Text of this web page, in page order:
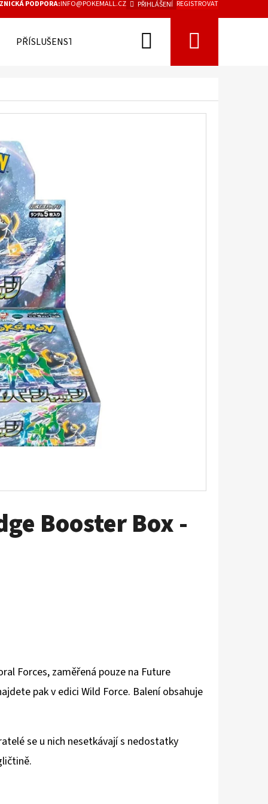
PODPORA:INFO@POKEMALL.CZ PŘIHLÁŠENÍ REGISTROVAT
PŘÍSLUŠENSTVÍ Hledat
Booster Box -
Forces, zaměřená pouze na Future
pak v edici Wild Force. Balení obsahuje
se u nich nesetkávají s nedostatky
087/084